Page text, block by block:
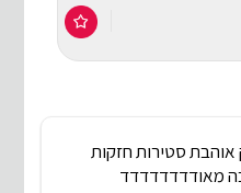
סטירות חזקות
מאודדדדדדדד